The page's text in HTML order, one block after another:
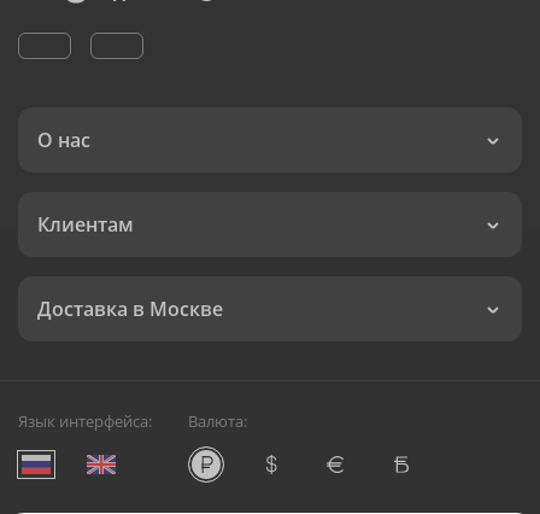
О нас
Клиентам
Доставка в Москве
Язык интерфейса: Валюта: